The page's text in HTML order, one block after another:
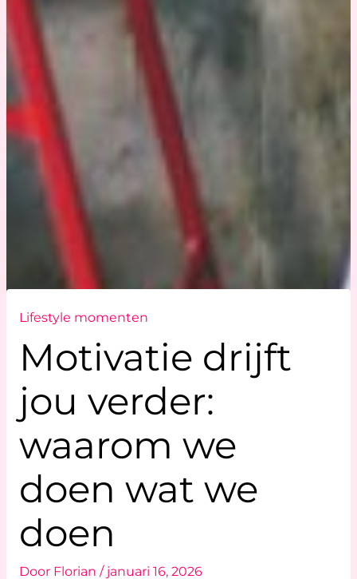
Lifestyle momenten
Motivatie drijft
jou verder:
waarom we
doen wat we
doen
Door Florian / januari 16, 2026